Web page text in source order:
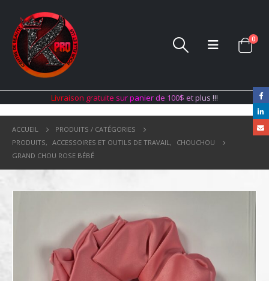
0
Livraison gratuite surpanier de 100$ etplus !!!
ACCUEIL
PRODUITS / CATÉGORIES
PRODUITS, ACCESSOIRES ET OUTILS DE TRAVAIL ,
CHOUCHOU
GRAND CHOU ROSE BÉBÉ